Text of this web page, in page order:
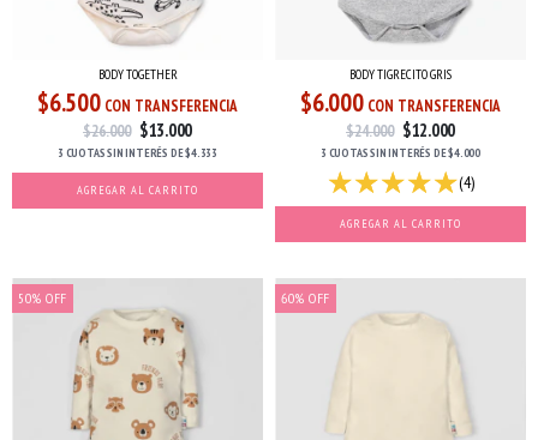
BODY TOGETHER
$6.500 CON TRANSFERENCIA
$26.000 $13.000
3 CUOTASSIN INTERÉS DE$4.333
AGREGAR AL CARRITO
BODY TIGRECITO GRIS
$6.000 CON TRANSFERENCIA
$24.000 $12.000
3 CUOTASSIN INTERÉS DE$4.000
(4)
AGREGAR AL CARRITO
50% OFF 60% OFF